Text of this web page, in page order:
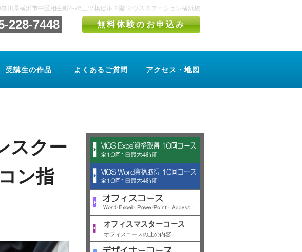
川県横浜市中区相生町4-76三ツ橋ビル２階 マウスステーション横浜校
無料体験のお申込み
228-7448
受講生の作品 よくあるご質問 アクセス・地図
スクー
ン指
オフィスマスターコース
オフィスコースの上の内容